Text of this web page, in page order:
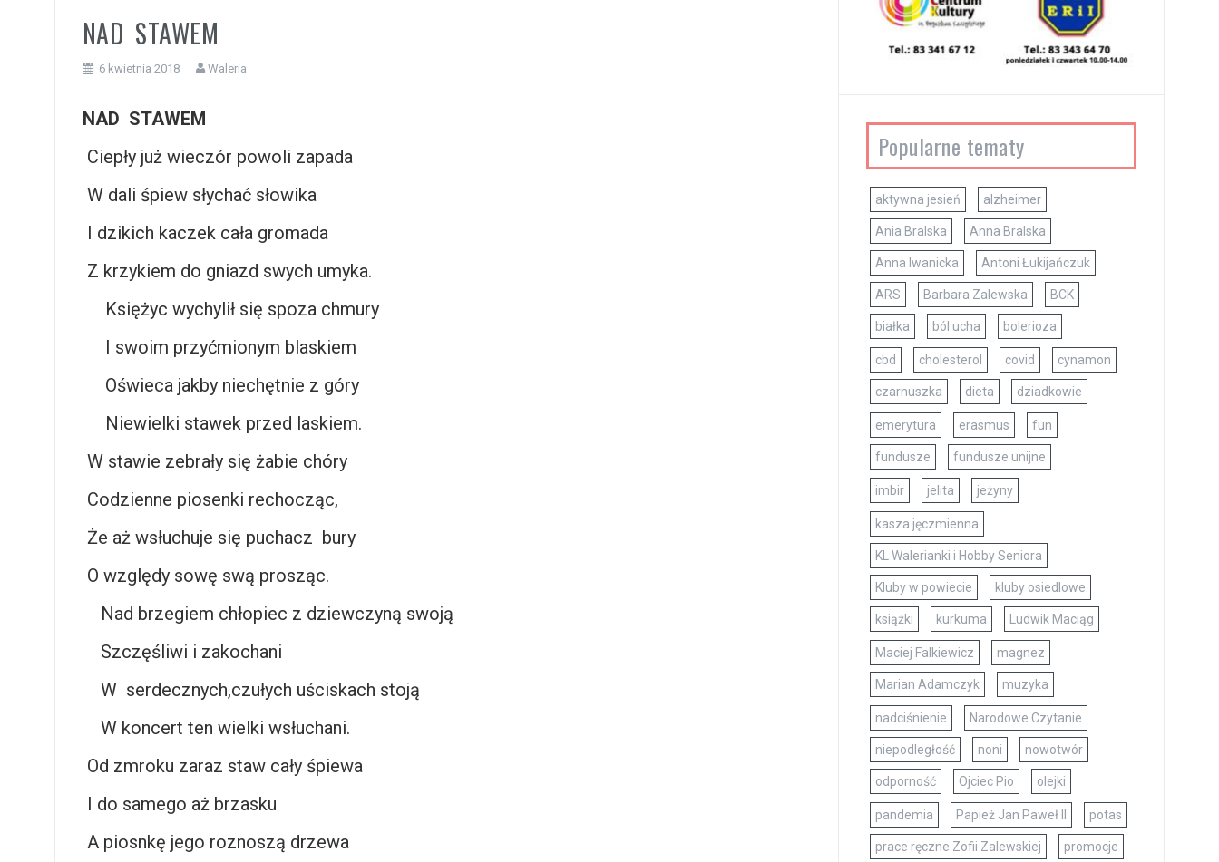
NAD STAWEM
6 kwietnia 2018 Waleria
NAD STAWEM
Ciepły już wieczór powoli zapada
W dali śpiew słychać słowika
I dzikich kaczek cała gromada
Z krzykiem do gniazd swych umyka.
Księżyc wychylił się spoza chmury
I swoim przyćmionym blaskiem
Oświeca jakby niechętnie z góry
Niewielki stawek przed laskiem.
W stawie zebrały się żabie chóry
Codzienne piosenki rechocząc,
Że aż wsłuchuje się puchacz bury
O względy sowę swą prosząc.
Nad brzegiem chłopiec z dziewczyną swoją
Szczęśliwi i zakochani
W serdecznych,czułych uściskach stoją
W koncert ten wielki wsłuchani.
Od zmroku zaraz staw cały śpiewa
I do samego aż brzasku
A piosnkę jego roznoszą drzewa
Popularne tematy
aktywna jesień alzheimer
Ania Bralska Anna Bralska
Anna Iwanicka Antoni Łukijańczuk
ARS Barbara Zalewska BCK
białka ból ucha bolerioza
cbd cholesterol covid cynamon
czarnuszka dieta dziadkowie
emerytura erasmus fun
fundusze fundusze unijne
imbir jelita jeżyny
kasza jęczmienna
KL Walerianki i Hobby Seniora
Kluby w powiecie kluby osiedlowe
książki kurkuma Ludwik Maciąg
Maciej Falkiewicz magnez
Marian Adamczyk muzyka
nadciśnienie Narodowe Czytanie
niepodległość noni nowotwór
odporność Ojciec Pio olejki
pandemia Papież Jan Paweł II potas
prace ręczne Zofii Zalewskiej promocje